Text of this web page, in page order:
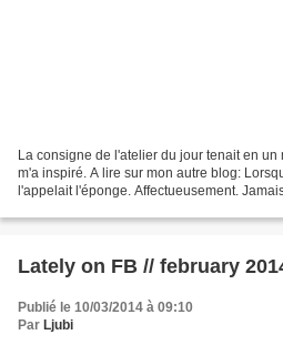
La consigne de l'atelier du jour tenait en un
m'a inspiré. A lire sur mon autre blog:
l'appelait l'éponge. Affectueusement.
Lately on FB // february
Publié le 10/03/2014 à 09:10
Par Ljubi